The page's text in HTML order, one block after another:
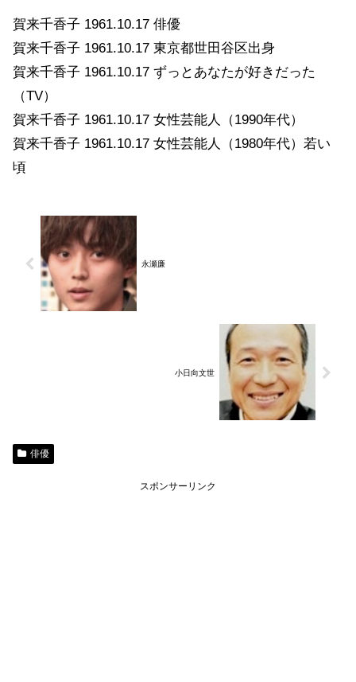
賀来千香子 1961.10.17 俳優
賀来千香子 1961.10.17 東京都世田谷区出身
賀来千香子 1961.10.17 ずっとあなたが好きだった
（TV）
賀来千香子 1961.10.17 女性芸能人（1990年代）
賀来千香子 1961.10.17 女性芸能人（1980年代）若い
頃
永瀬廉
小日向文世
俳優
スポンサーリンク